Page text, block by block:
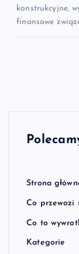
konstrukcyjne,
finansowe
Strona
Co przewozi
Co to
Kategorie